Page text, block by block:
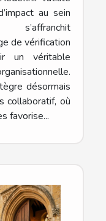
au sein
de vérification
un véritable
désormais
collaboratif, où
favorise...